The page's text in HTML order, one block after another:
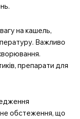
на кашель,
Важливо
препарати для
обстеження, що